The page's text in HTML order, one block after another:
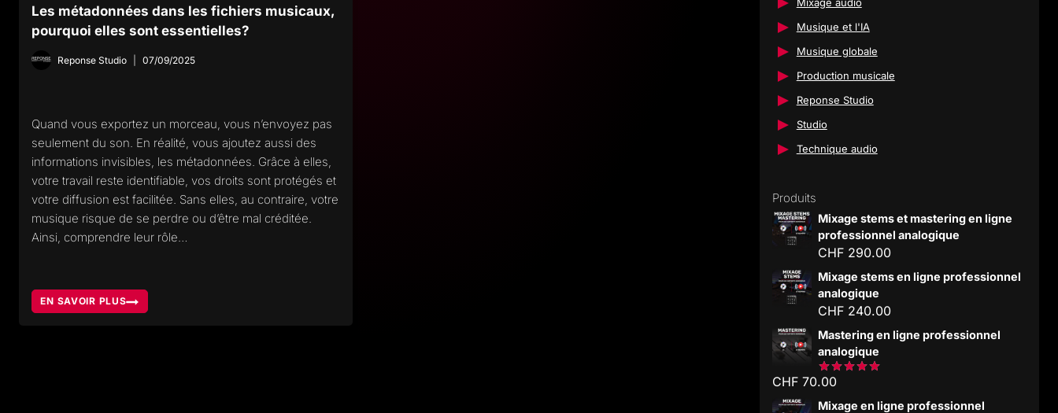
Les métadonnées dans les fichiers musicaux,
pourquoi elles sont essentielles?
Reponse Studio 07/09/2025
Quand vous exportez un morceau, vous n’envoyez pas
seulement du son. En réalité, vous ajoutez aussi des
informations invisibles, les métadonnées. Grâce à elles,
votre travail reste identifiable, vos droits sont protégés et
votre diffusion est facilitée. Sans elles, au contraire, votre
musique risque de se perdre ou d’être mal créditée.
Ainsi, comprendre leur rôle…
EN SAVOIR PLUS
LES
MÉTADONNÉES
Mixage audio
Musique et l'IA
Musique globale
Production musicale
Reponse Studio
Studio
Technique audio
Produits
Mixage stems et mastering en ligne
professionnel analogique
CHF290.00
Mixage stems en ligne professionnel
analogique
CHF240.00
Mastering en ligne professionnel
analogique
Note
CHF70.00
Mixage en ligne professionnel